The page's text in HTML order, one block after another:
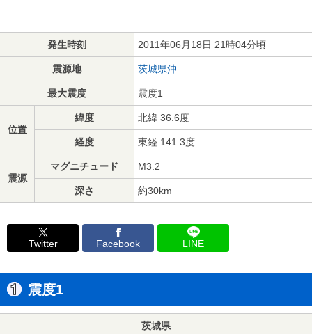
発生時刻 2011年06月18日 21時04分頃
震源地 茨城県沖
最大震度 震度1
位置
緯度 北緯 36.6度
経度 東経 141.3度
震源
マグニチュード M3.2
深さ 約30km
Twitter Facebook LINE
震度1
茨城県